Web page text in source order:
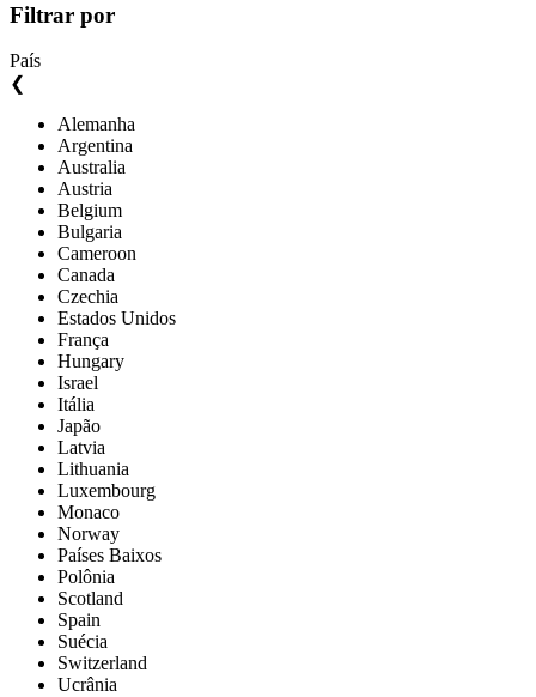
Filtrar por
País
❮
Alemanha
Argentina
Australia
Austria
Belgium
Bulgaria
Cameroon
Canada
Czechia
Estados Unidos
França
Hungary
Israel
Itália
Japão
Latvia
Lithuania
Luxembourg
Monaco
Norway
Países Baixos
Polônia
Scotland
Spain
Suécia
Switzerland
Ucrânia